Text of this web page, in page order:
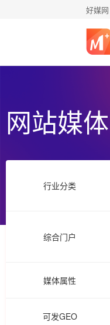
好媒网
网站媒体
行业分类
综合门户
媒体属性
可发GEO